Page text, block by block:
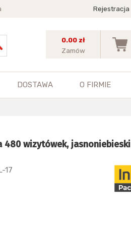
Rejestracja
0.00 zł
Zamów
DOSTAWA O FIRMIE
480 wizytówek, jasnoniebieski
17